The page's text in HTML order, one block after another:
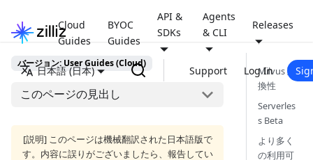
Cloud
Guides
BYOC
Guides
API &
SDKs
Agents
& CLI
Releases
日本語 (日本) Support Log In
バージョン: User Guides (Cloud)
このページの見出し
[説明] このページは機械翻訳された日本語版で
す。内容に誤りがございましたら、報告してい
Milvus 互
換性
Serverles
s Beta
より多く
の利用可